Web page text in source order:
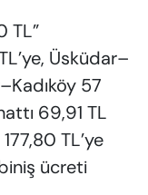
TL”
Üsküdar–
57
69,91 TL
TL’ye
ücreti